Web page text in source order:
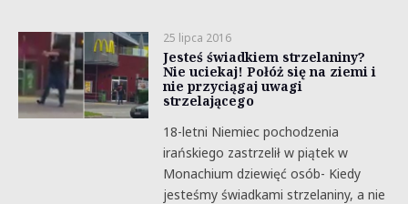
25 lipca 2016
Jesteś świadkiem strzelaniny?
Nie uciekaj! Połóż się na ziemi i
nie przyciągaj uwagi
strzelającego
18-letni Niemiec pochodzenia
irańskiego zastrzelił w piątek w
Monachium dziewięć osób- Kiedy
jesteśmy świadkami strzelaniny, a nie